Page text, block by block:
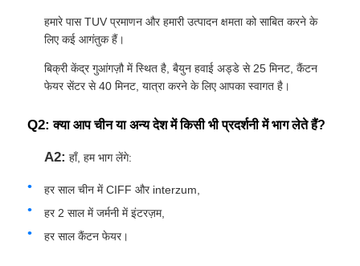
हमारे पास TUV प्रमाणन और हमारी उत्पादन क्षमता को साबित करने के
लिए कई आगंतुक हैं।
बिक्री केंद्र गुआंगज़ौ में स्थित है, बैयुन हवाई अड्डे से 25 मिनट, कैंटन
फेयर सेंटर से 40 मिनट, यात्रा करने के लिए आपका स्वागत है।
Q2: क्या आप चीन या अन्य देश में किसी भी प्रदर्शनी में भाग लेते हैं?
A2: हाँ, हम भाग लेंगे:
हर साल चीन में CIFF और interzum,
हर 2 साल में जर्मनी में इंटरज़म,
हर साल कैंटन फेयर।